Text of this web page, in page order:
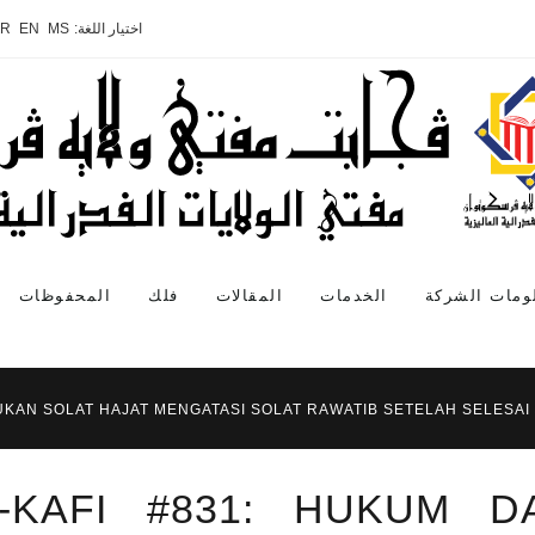
اختيار اللغة: MS
EN
الشركة الخدمات المقالات فلك المحفوظات
SOLAT HAJAT MENGATASI SOLAT RAWATIB SETELAH SELESAI
KAFI #831: HUKUM